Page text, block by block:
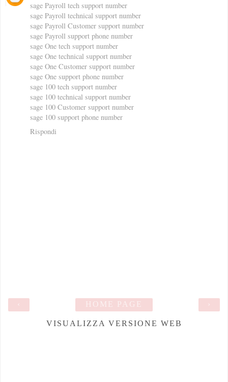
sage Payroll tech support number
sage Payroll technical support number
sage Payroll Customer support number
sage Payroll support phone number
sage One tech support number
sage One technical support number
sage One Customer support number
sage One support phone number
sage 100 tech support number
sage 100 technical support number
sage 100 Customer support number
sage 100 support phone number
Rispondi
›
HOME PAGE
VISUALIZZA VERSIONE WEB